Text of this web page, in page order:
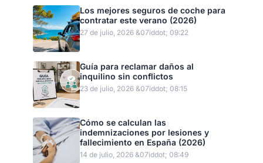
Los mejores seguros de coche para
contratar este verano (2026)
27 de julio, 2026 &07iddot; 09:22
Guía para reclamar daños al
inquilino sin conflictos
23 de julio, 2026 &07iddot; 08:15
Cómo se calculan las
indemnizaciones por lesiones y
fallecimiento en España (2026)
14 de julio, 2026 &07iddot; 08:49